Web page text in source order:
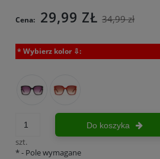
Cena: 29,99 ZŁ 34,99 zł
* Wybierz kolor ⇩:
szt.
Do koszyka
*- Pole wymagane